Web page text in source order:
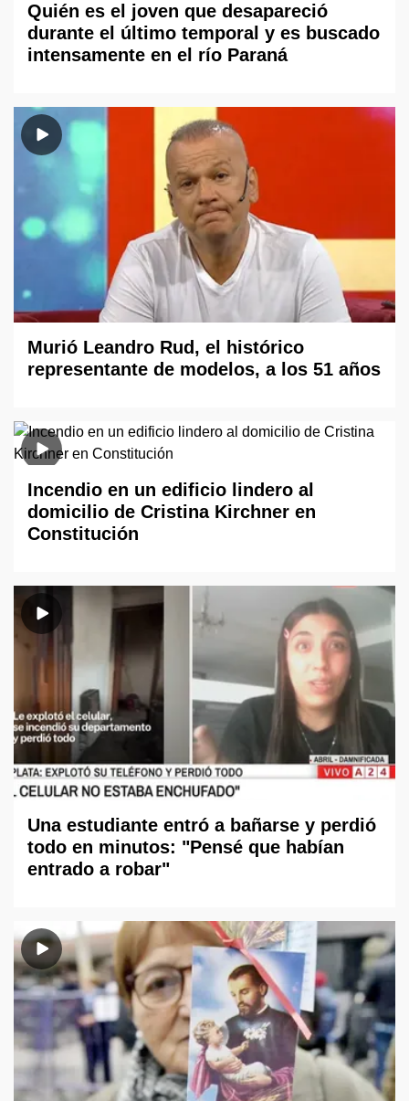
Quién es el joven que desapareció
durante el último temporal y es buscado
intensamente en el río Paraná
Murió Leandro Rud, el histórico
representante de modelos, a los 51 años
Incendio en un edificio lindero al
domicilio de Cristina Kirchner en
Constitución
Una estudiante entró a bañarse y perdió
todo en minutos: "Pensé que habían
entrado a robar"